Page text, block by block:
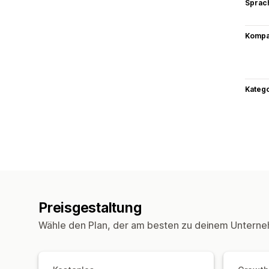
Preisgestaltung
Wähle den Plan, der am besten zu deinem